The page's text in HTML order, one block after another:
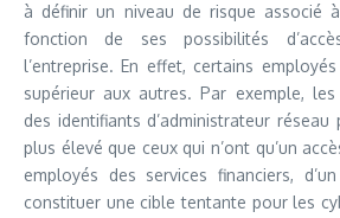
à définir un niveau de risque associé
fonction de ses possibilités
l’entreprise. En effet, certains
supérieur aux autres. Par exemple,
des identifiants d’administrateur
plus élevé que ceux qui n’ont qu’un
employés des services financiers,
constituer une cible tentante pour les